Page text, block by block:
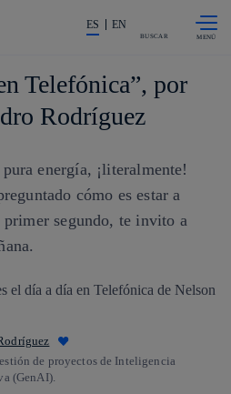
La acción en accionistas e
ES EN
BUSCAR
Telefónica”, por
Rodríguez
energía, ¡literalmente!
cómo es estar a
segundo, te invito a
de proyectos de Inteligencia
(GenAI).